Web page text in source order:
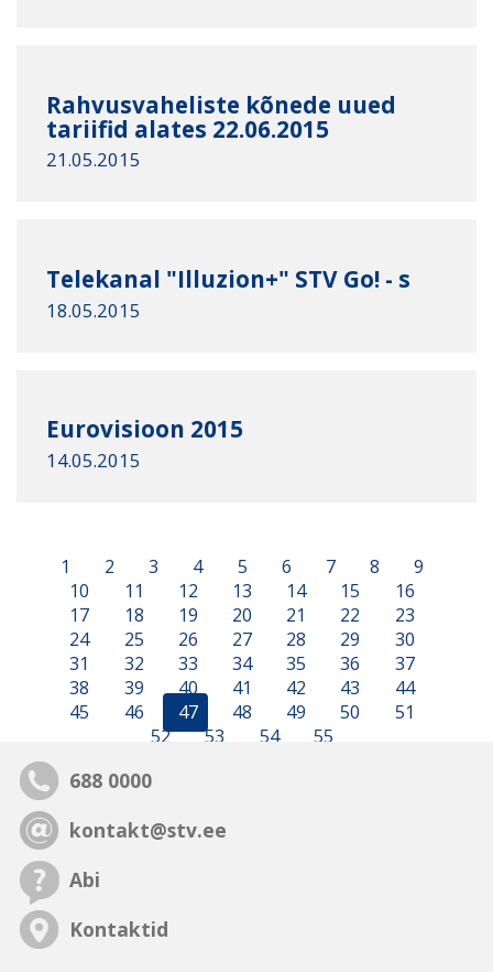
Rahvusvaheliste kõnede uued
tariifid alates 22.06.2015
21.05.2015
Telekanal "Illuzion+" STV Go! - s
18.05.2015
Eurovisioon 2015
14.05.2015
1 2 3 4 5 6 7 8
9
10
11 12 13 14 15
16
17
18 19 20 21 22
23
24
25 26 27 28 29
30
31
32 33 34 35 36
37
38
39 40 41 42 43
44
45
46 47 48 49 50
51
52
53 54 55
688 0000
kontakt@stv.ee
Abi
Kontaktid